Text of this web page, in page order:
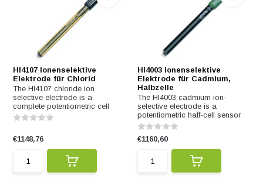
HI4107 Ionenselektive
Elektrode für Chlorid
The HI4107 chloride ion
selective electrode is a
complete potentiometric cell
€1148,76
HI4003 Ionenselektive
Elektrode für Cadmium,
Halbzelle
The HI4003 cadmium ion-
selective electrode is a
potentiometric half-cell sensor
€1160,60